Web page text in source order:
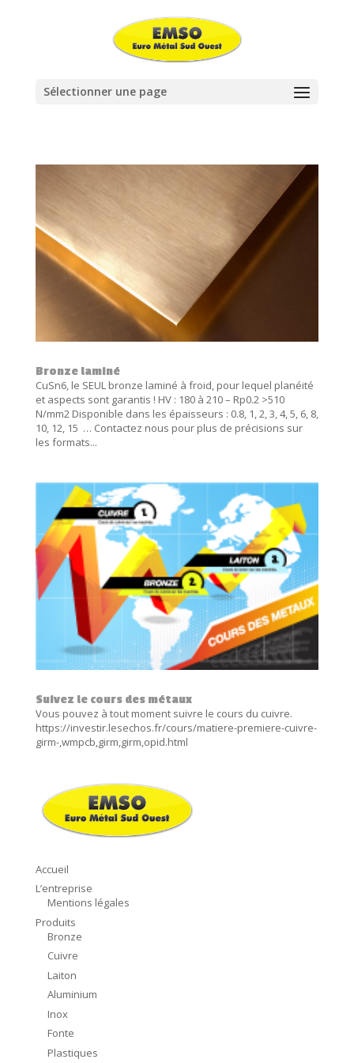
Sélectionner une page
Bronze laminé
CuSn6, le SEUL bronze laminé à froid, pour lequel planéité
et aspects sont garantis ! HV : 180 à 210 – Rp0.2 >510
N/mm2 Disponible dans les épaisseurs : 0.8, 1, 2, 3, 4, 5, 6, 8,
10, 12, 15 … Contactez nous pour plus de précisions sur
les formats...
Suivez le cours des métaux
Vous pouvez à tout moment suivre le cours du cuivre.
https://investir.lesechos.fr/cours/matiere-premiere-cuivre-
girm-,wmpcb,girm,girm,opid.html
Accueil
L’entreprise
Mentions légales
Produits
Bronze
Cuivre
Laiton
Aluminium
Inox
Fonte
Plastiques